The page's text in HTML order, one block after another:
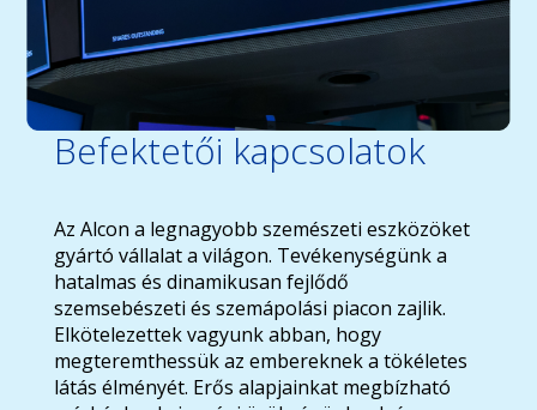
Befektetői kapcsolatok
Az Alcon a legnagyobb szemészeti eszközöket
gyártó vállalat a világon. Tevékenységünk a
hatalmas és dinamikusan fejlődő
szemsebészeti és szemápolási piacon zajlik.
Elkötelezettek vagyunk abban, hogy
megteremthessük az embereknek a tökéletes
látás élményét. Erős alapjainkat megbízható